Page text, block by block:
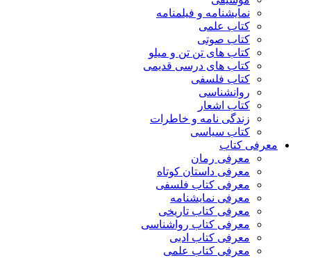
نمایشنامه و فیلمنامه
کتاب علمی
کتاب صوتی
کتاب های تن تن و میلو
کتاب های درسی قدیمی
کتاب فلسفی
روانشناسی
کتاب اشعار
زندگی نامه و خاطرات
کتاب سیاسی
معرفی کتاب
معرفی رمان
معرفی داستان کوتاه
معرفی کتاب فلسفی
معرفی نمایشنامه
معرفی کتاب تاریخی
معرفی کتاب رواشناسی
معرفی کتاب ادبی
معرفی کتاب علمی